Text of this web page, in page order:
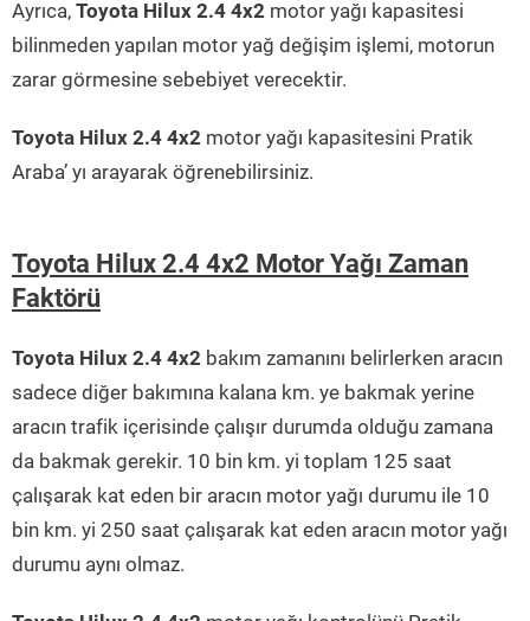
Ayrıca, Toyota Hilux 2.4 4x2 motor yağı kapasitesi
bilinmeden yapılan motor yağ değişim işlemi, motorun
zarar görmesine sebebiyet verecektir.
Toyota Hilux 2.4 4x2 motor yağı kapasitesini Pratik
Araba’ yı arayarak öğrenebilirsiniz.
Toyota Hilux 2.4 4x2 Motor Yağı Zaman
Faktörü
Toyota Hilux 2.4 4x2 bakım zamanını belirlerken aracın
sadece diğer bakımına kalana km. ye bakmak yerine
aracın trafik içerisinde çalışır durumda olduğu zamana
da bakmak gerekir. 10 bin km. yi toplam 125 saat
çalışarak kat eden bir aracın motor yağı durumu ile 10
bin km. yi 250 saat çalışarak kat eden aracın motor yağı
durumu aynı olmaz.